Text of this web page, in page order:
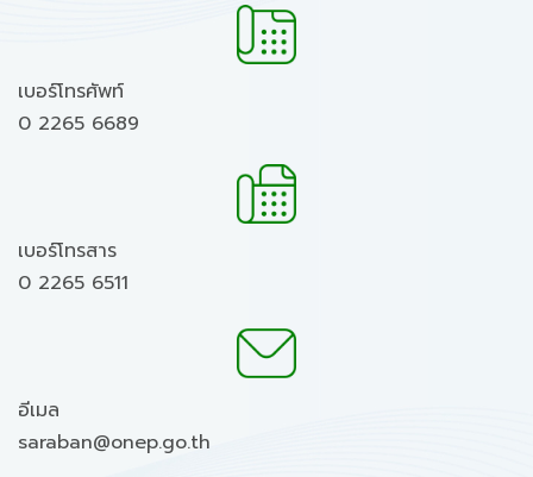
เบอร์โทรศัพท์
0 2265 6689
เบอร์โทรสาร
0 2265 6511
อีเมล
saraban@onep.go.th